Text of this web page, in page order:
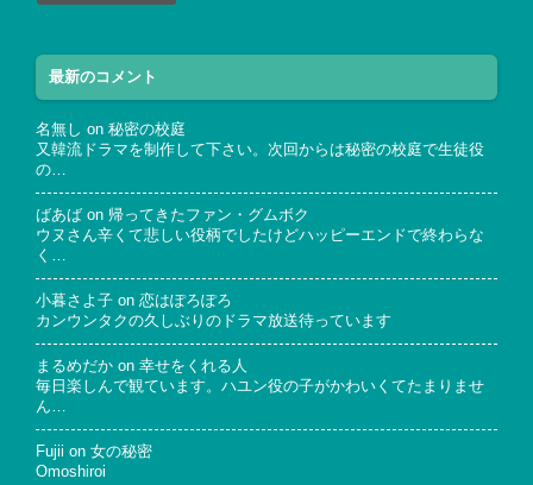
最新のコメント
名無し on 秘密の校庭
又韓流ドラマを制作して下さい。次回からは秘密の校庭で生徒役
の…
ばあば on 帰ってきたファン・グムボク
ウヌさん辛くて悲しい役柄でしたけどハッピーエンドで終わらな
く…
小暮さよ子 on 恋はぽろぽろ
カンウンタクの久しぶりのドラマ放送待っています
まるめだか on 幸せをくれる人
毎日楽しんで観ています。ハユン役の子がかわいくてたまりませ
ん…
Fujii on 女の秘密
Omoshiroi